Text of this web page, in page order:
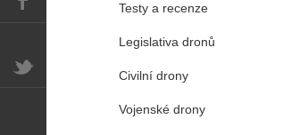
Testy a recenze
Legislativa dronů
Civilní drony
Vojenské drony